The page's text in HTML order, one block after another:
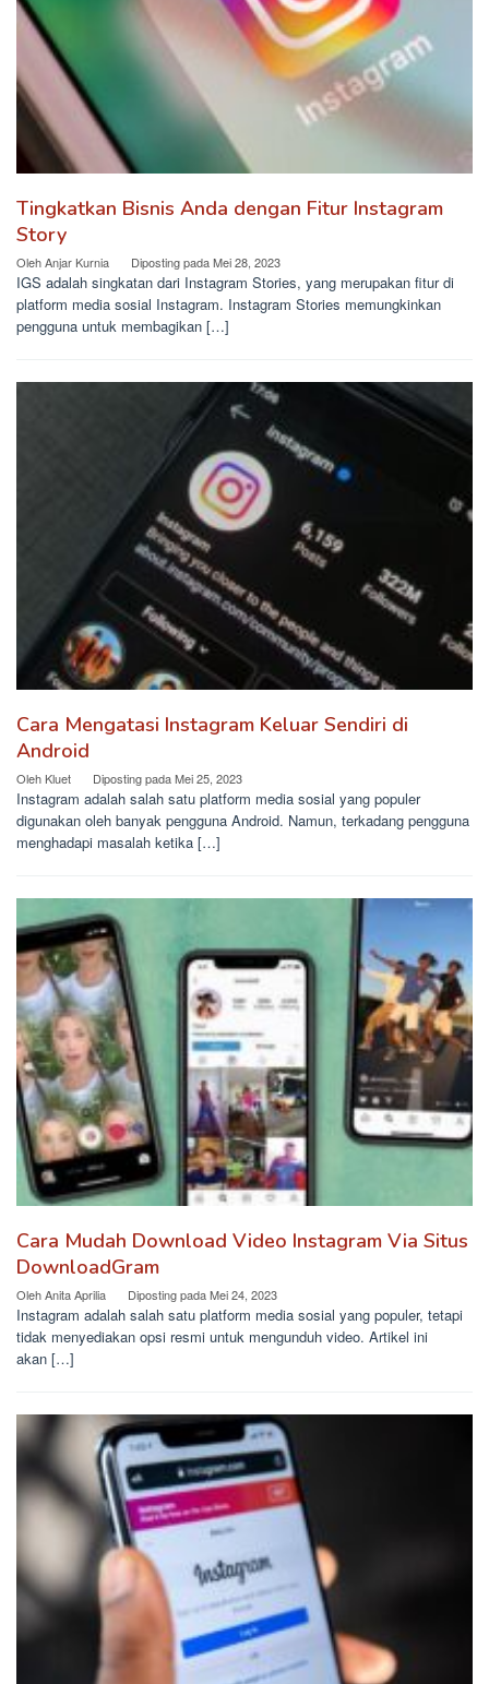
Tingkatkan Bisnis Anda dengan Fitur Instagram
Story
OlehAnjar Kurnia Diposting padaMei 28, 2023
IGS adalah singkatan dari Instagram Stories, yang merupakan fitur di
platform media sosial Instagram. Instagram Stories memungkinkan
pengguna untuk membagikan […]
Cara Mengatasi Instagram Keluar Sendiri di
Android
Oleh Kluet Diposting padaMei 25, 2023
Instagram adalah salah satu platform media sosial yang populer
digunakan oleh banyak pengguna Android. Namun, terkadang pengguna
menghadapi masalah ketika […]
Cara Mudah Download Video Instagram Via Situs
DownloadGram
OlehAnita Aprilia Diposting padaMei 24, 2023
Instagram adalah salah satu platform media sosial yang populer, tetapi
tidak menyediakan opsi resmi untuk mengunduh video. Artikel ini
akan […]